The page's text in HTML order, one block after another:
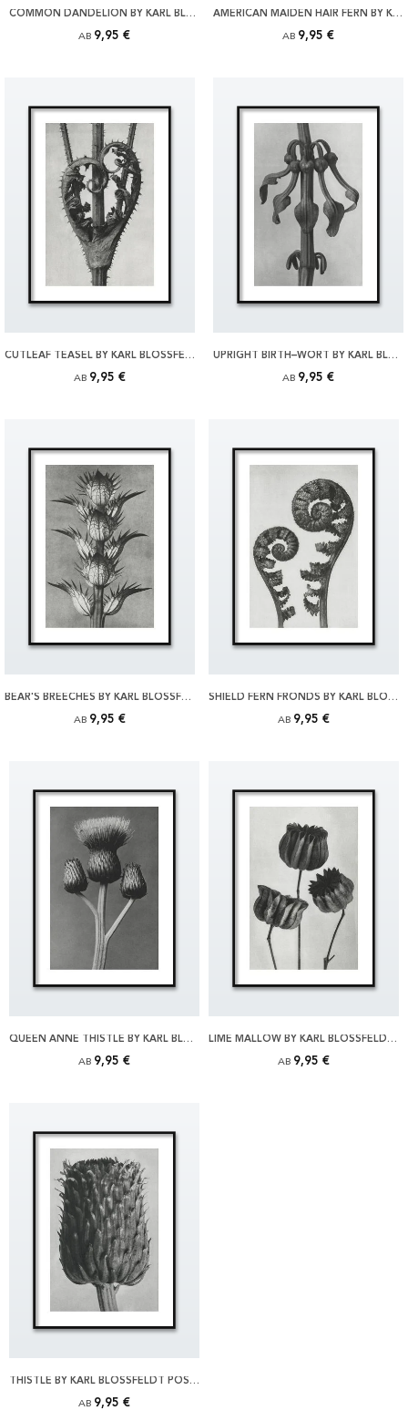
COMMON DANDELION BY KARL BLOSSFELDT POSTER
AB 9,95 €
AMERICAN MAIDEN HAIR FERN BY KARL BLOSSFELDT POSTER
AB 9,95 €
CUTLEAF TEASEL BY KARL BLOSSFELDT POSTER
AB 9,95 €
UPRIGHT BIRTH–WORT BY KARL BLOSSFELDT POSTER
AB 9,95 €
BEAR'S BREECHES BY KARL BLOSSFELDT POSTER
AB 9,95 €
SHIELD FERN FRONDS BY KARL BLOSSFELDT POSTER
AB 9,95 €
QUEEN ANNE THISTLE BY KARL BLOSSFELDT POSTER
AB 9,95 €
LIME MALLOW BY KARL BLOSSFELDT POSTER
AB 9,95 €
THISTLE BY KARL BLOSSFELDT POSTER
AB 9,95 €